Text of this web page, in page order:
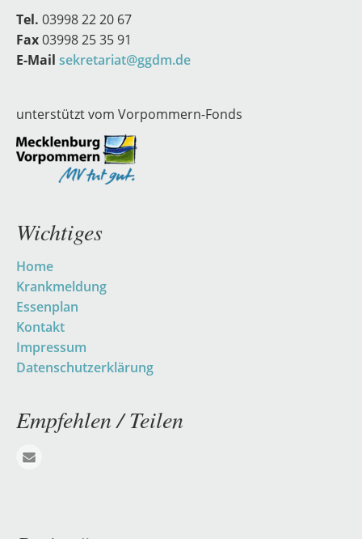
Tel. 03998 22 20 67
Fax03998 25 35 91
E-Mail sekretariat@ggdm.de
unterstützt vom Vorpommern-Fonds
Wichtiges
Navigation
überspringen
Home
Krankmeldung
Essenplan
Kontakt
Impressum
Datenschutzerklärung
Empfehlen / Teilen